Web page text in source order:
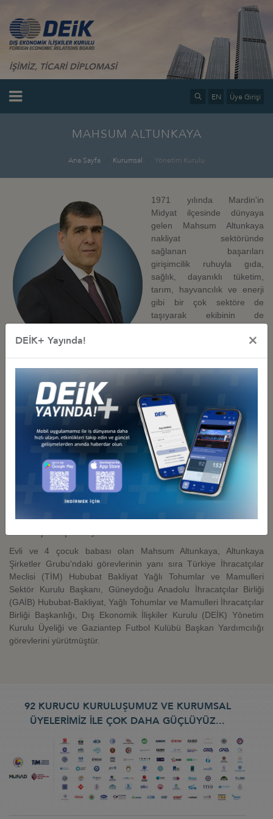
İŞİMİZ, TİCARİ DİPLOMASİ
EN Üye Girişi
MAHSUM ALTUNKAYA
Ana Sayfa Kurumsal Yönetim Kurulu
1971 yılında Mardin'in
Midyat ilçesinde dünyaya
gelen Mahsum Altunkaya
nakliyat sektöründe
sağlanan başarıları
girişimcilik ruhuyla gıda,
sağlık, dayanıklı tüketim,
tarım, hayvancılık ve enerji
gibi bir çok sektöre de
taşıyarak ekibinin de
yaklaşımlarla kuruluşa değer
Bugün Gaziantep merkezli Türkiye'nin en büyük sanayi
kuruluşlarından Altunkaya Şirketler Grubu'nun İcra Kurulu
Başkanlığını yapan Mahsum Altunkaya, kurumun nakliyat
sektörüyle başlayan serüveninin 20 milyar TL'yi geçen cirosu ve
2000'e yakın çalışanıyla dev bir kuruluş olarak devam etmesinde
büyük rol oynadı.
Mahsum Altunkaya, büyümenin yanında kurumsallaşma ve
markalaşma ile ilgili global prensipleri, yönettiği tüm grup
şirketlerine yansıtarak kurumsal gelişim faaliyetlerine büyük önem
vermektedir. Kurumsallaşma hedefleri kapsamında sürdürülebilir
gelişim çalışmalarını bizzat yöneten Mahsum Altunkaya, stratejik
yönetim ve stratejik liderlikteki deneyimlerini ekibiyle paylaşmakta
Evli ve 4 çocuk babası olan Mahsum Altunkaya, Altunkaya
Şirketler Grubu'ndaki görevlerinin yanı sıra Türkiye İhracatçılar
Meclisi (TİM) Hububat Bakliyat Yağlı Tohumlar ve Mamulleri
Sektör Kurulu Başkanı, Güneydoğu Anadolu İhracatçılar Birliği
(GAİB) Hububat-Bakliyat, Yağlı Tohumlar ve Mamulleri İhracatçılar
Birliği Başkanlığı, Dış Ekonomik İlişkiler Kurulu (DEİK) Yönetim
Kurulu Üyeliği ve Gaziantep Futbol Kulübü Başkan Yardımcılığı
görevlerini yürütmüştür.
92 KURUCU KURULUŞUMUZ VE KURUMSAL
ÜYELERİMİZ İLE ÇOK DAHA GÜÇLÜYÜZ...
DEİK+ Yayında! ×